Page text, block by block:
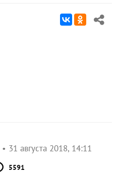
31 августа 2018, 14:11
5591